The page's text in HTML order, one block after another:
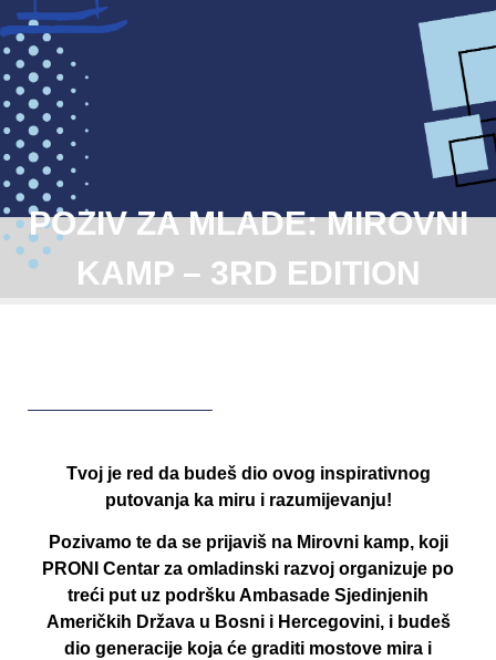
POZIV ZA MLADE: MIROVNI
KAMP – 3RD EDITION
Tvoj je red da budeš dio ovog inspirativnog
putovanja ka miru i razumijevanju!
Pozivamo te da se prijaviš na Mirovni kamp, koji
PRONI Centar za omladinski razvoj organizuje po
treći put uz podršku Ambasade Sjedinjenih
Američkih Država u Bosni i Hercegovini, i budeš
dio generacije koja će graditi mostove mira i